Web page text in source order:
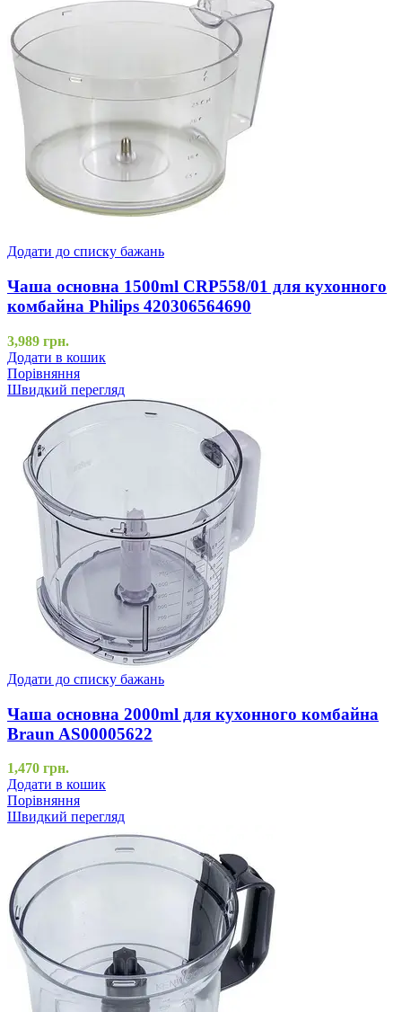
Додати до списку бажань
Чаша основна 1500ml CRP558/01 для кухонного
комбайна Philips 420306564690
3,989 грн.
Додати в кошик
Порівняння
Швидкий перегляд
Додати до списку бажань
Чаша основна 2000ml для кухонного комбайна
Braun AS00005622
1,470 грн.
Додати в кошик
Порівняння
Швидкий перегляд